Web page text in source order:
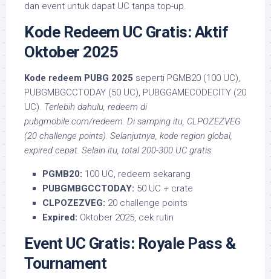
dan event untuk dapat UC tanpa top-up.
Kode Redeem UC Gratis: Aktif
Oktober 2025
Kode redeem PUBG 2025 seperti PGMB20 (100 UC),
PUBGMBGCCTODAY (50 UC), PUBGGAMECODECITY (20
UC). Terlebih dahulu, redeem di
pubgmobile.com/redeem. Di samping itu, CLPOZEZVEG
(20 challenge points). Selanjutnya, kode region global,
expired cepat. Selain itu, total 200-300 UC gratis.
PGMB20: 100 UC, redeem sekarang
PUBGMBGCCTODAY: 50 UC + crate
CLPOZEZVEG: 20 challenge points
Expired: Oktober 2025, cek rutin
Event UC Gratis: Royale Pass &
Tournament